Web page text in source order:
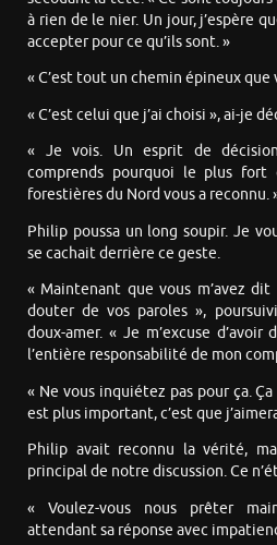
à rien de le nier. Un jour, j’espère
accepter pour ce qu’ils sont. »
« C’est tout un chemin épineux que
« C’est celui que j’ai choisi », ai-je
« Je vois. Un esprit de
comprends pourquoi le plus fort
forestières du Nord vous a reconnu.
Philip poussa un long soupir. Je
se cachait derrière ce geste.
« Maintenant que vous m’avez
douter de vos paroles »,
doux-amer. « Je m’excuse d’avoir
l’entière responsabilité de mon
« Ne vous inquiétez pas pour ça.
est plus important, c’est que
Philip avait reconnu la vérité,
principal de notre discussion. Ce
« Voulez-vous nous prêter
attendant sa réponse avec